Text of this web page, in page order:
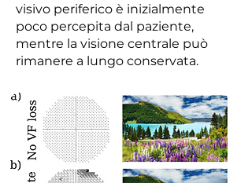
visivo periferico è inizialmente
poco percepita dal paziente,
mentre la visione centrale può
rimanere a lungo conservata.